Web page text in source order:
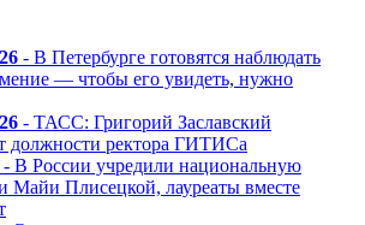
- В Петербурге готовятся наблюдать
— чтобы его увидеть, нужно
- ТАСС: Григорий Заславский
должности ректора ГИТИСа
- В России учредили национальную
Майи Плисецкой, лауреаты вместе